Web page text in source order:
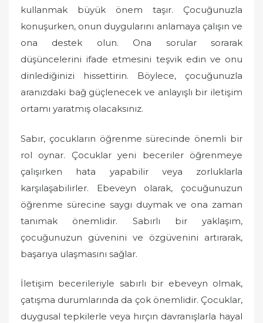
kullanmak büyük önem taşır. Çocuğunuzla
konuşurken, onun duygularını anlamaya çalışın ve
ona destek olun. Ona sorular sorarak
düşüncelerini ifade etmesini teşvik edin ve onu
dinlediğinizi hissettirin. Böylece, çocuğunuzla
aranızdaki bağ güçlenecek ve anlayışlı bir iletişim
ortamı yaratmış olacaksınız.
Sabır, çocukların öğrenme sürecinde önemli bir
rol oynar. Çocuklar yeni beceriler öğrenmeye
çalışırken hata yapabilir veya zorluklarla
karşılaşabilirler. Ebeveyn olarak, çocuğunuzun
öğrenme sürecine saygı duymak ve ona zaman
tanımak önemlidir. Sabırlı bir yaklaşım,
çocuğunuzun güvenini ve özgüvenini artırarak,
başarıya ulaşmasını sağlar.
İletişim becerileriyle sabırlı bir ebeveyn olmak,
çatışma durumlarında da çok önemlidir. Çocuklar,
duygusal tepkilerle veya hırçın davranışlarla hayal